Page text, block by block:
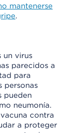
mantenerse
.
un virus
parecidos a
para
personas
pueden
neumonía.
contra
a proteger